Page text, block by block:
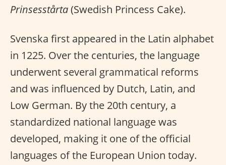
Prinsesstårta(Swedish Princess Cake).
Svenska first appeared in the Latin alphabet
in 1225. Over the centuries, the language
underwent several grammatical reforms
and was influenced by Dutch, Latin, and
Low German. By the 20th century, a
standardized national language was
developed, making it one of the official
languages of the European Union today.